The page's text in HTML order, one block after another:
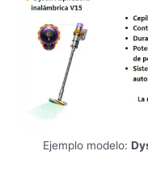
Ejemplo modelo: